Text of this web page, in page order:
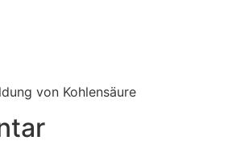
von Kohlensäure